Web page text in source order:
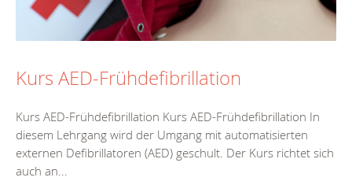
Kurs AED-Frühdefibrillation
Kurs AED-Frühdefibrillation Kurs AED-Frühdefibrillation In
diesem Lehrgang wird der Umgang mit automatisierten
externen Defibrillatoren (AED) geschult. Der Kurs richtet sich
auch an...